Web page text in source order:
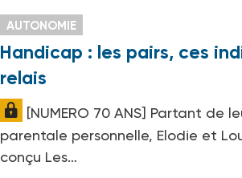
AUTONOMIE
Handicap : les pairs, ces
relais
[NUMERO 70 ANS] Partant de
parentale personnelle, Elodie et
conçu Les…